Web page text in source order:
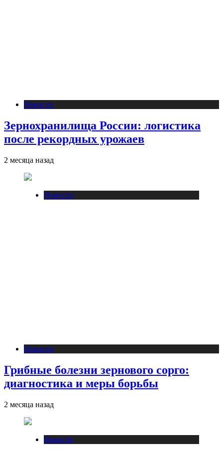
Новости
Зернохранилища России: логистика
после рекордных урожаев
2 месяца назад
Новости
Новости
Грибные болезни зернового сорго:
диагностика и меры борьбы
2 месяца назад
Новости